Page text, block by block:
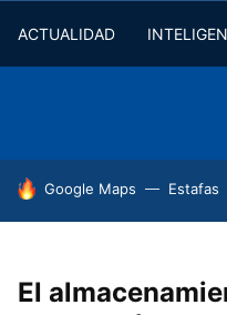
ACTUALIDAD
HOY SE HABLA DE
Google Maps Estafas
El